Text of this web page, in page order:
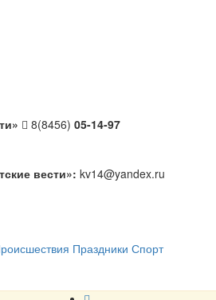
8(8456) 05-14-97
вести»: kv14@yandex.ru
Праздники Спорт